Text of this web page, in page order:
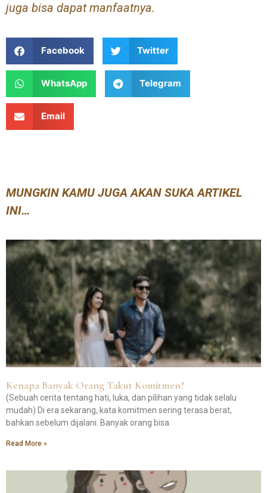
juga bisa dapat manfaatnya.
Facebook Twitter
WhatsApp Telegram
Email
MUNGKIN KAMU JUGA AKAN SUKA ARTIKEL
INI…
Kenapa Banyak Orang Takut Komitmen?
(Sebuah cerita tentang hati, luka, dan pilihan yang tidak selalu
mudah) Di era sekarang, kata komitmen sering terasa berat,
bahkan sebelum dijalani. Banyak orang bisa
Read More »